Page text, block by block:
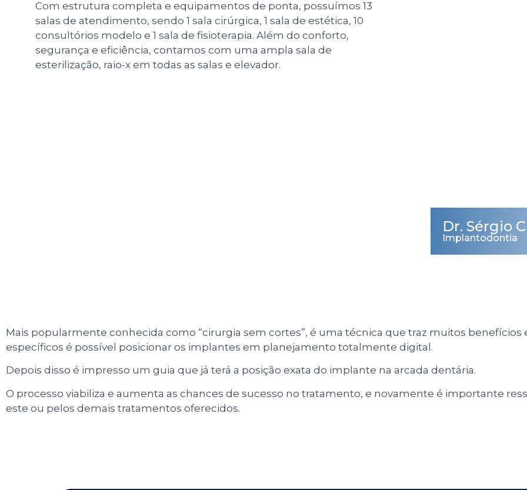
Com estrutura completa e equipamentos de ponta, possuímos 13
salas de atendimento, sendo 1 sala cirúrgica, 1 sala de estética, 10
consultórios modelo e 1 sala de fisioterapia. Além do conforto,
segurança e eficiência, contamos com uma ampla sala de
esterilização, raio-x em todas as salas e elevador.
Dr. Sérgio
Implantodontia
Mais popularmente conhecida como “cirurgia sem cortes”, é uma técnica que traz muitos
específicos é possível posicionar os implantes em planejamento totalmente digital.
Depois disso é impresso um guia que já terá a posição exata do implante na arcada dentária.
O processo viabiliza e aumenta as chances de sucesso no tratamento, e novamente é importante
este ou pelos demais tratamentos oferecidos.